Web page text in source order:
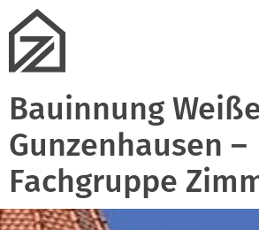
Bauinnung
Gunzenhausen –
Fachgruppe